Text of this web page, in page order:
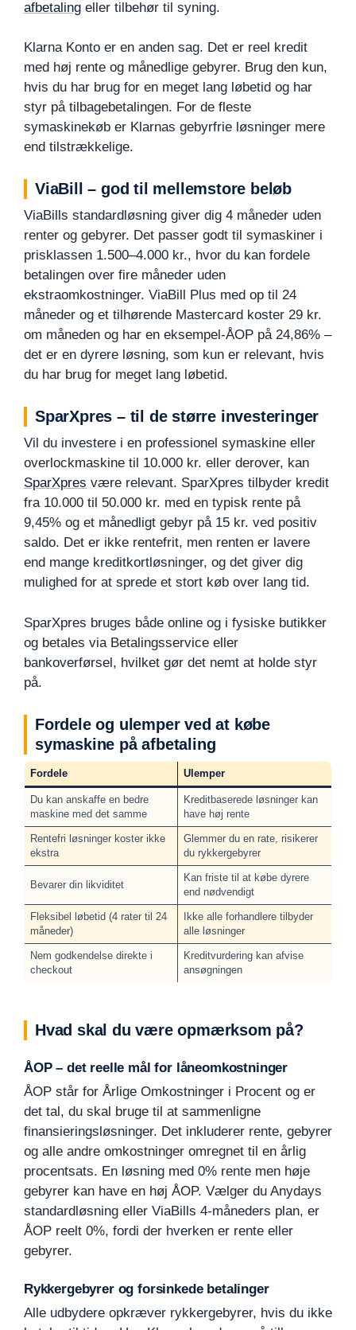
afbetaling eller tilbehør til syning.
Klarna Konto er en anden sag. Det er reel kredit
med høj rente og månedlige gebyrer. Brug den kun,
hvis du har brug for en meget lang løbetid og har
styr på tilbagebetalingen. For de fleste
symaskinekøb er Klarnas gebyrfrie løsninger mere
end tilstrækkelige.
ViaBill – god til mellemstore beløb
ViaBills standardløsning giver dig 4 måneder uden
renter og gebyrer. Det passer godt til symaskiner i
prisklassen 1.500–4.000 kr., hvor du kan fordele
betalingen over fire måneder uden
ekstraomkostninger. ViaBill Plus med op til 24
måneder og et tilhørende Mastercard koster 29 kr.
om måneden og har en eksempel-ÅOP på 24,86% –
det er en dyrere løsning, som kun er relevant, hvis
du har brug for meget lang løbetid.
SparXpres – til de større investeringer
Vil du investere i en professionel symaskine eller
overlockmaskine til 10.000 kr. eller derover, kan
SparXpres være relevant. SparXpres tilbyder kredit
fra 10.000 til 50.000 kr. med en typisk rente på
9,45% og et månedligt gebyr på 15 kr. ved positiv
saldo. Det er ikke rentefrit, men renten er lavere
end mange kreditkortløsninger, og det giver dig
mulighed for at sprede et stort køb over lang tid.
SparXpres bruges både online og i fysiske butikker
og betales via Betalingsservice eller
bankoverførsel, hvilket gør det nemt at holde styr
på.
Fordele og ulemper ved at købe
symaskine på afbetaling
Fordele Ulemper
Du kan anskaffe en bedre
maskine med det samme
Kreditbaserede løsninger kan
have høj rente
Rentefri løsninger koster ikke
ekstra
Glemmer du en rate, risikerer
du rykkergebyrer
Bevarer din likviditet
Kan friste til at købe dyrere
end nødvendigt
Fleksibel løbetid (4 rater til 24
måneder)
Ikke alle forhandlere tilbyder
alle løsninger
Nem godkendelse direkte i
checkout
Kreditvurdering kan afvise
ansøgningen
Hvad skal du være opmærksom på?
ÅOP – det reelle mål for låneomkostninger
ÅOP står for Årlige Omkostninger i Procent og er
det tal, du skal bruge til at sammenligne
finansieringsløsninger. Det inkluderer rente, gebyrer
og alle andre omkostninger omregnet til en årlig
procentsats. En løsning med 0% rente men høje
gebyrer kan have en høj ÅOP. Vælger du Anydays
standardløsning eller ViaBills 4-måneders plan, er
ÅOP reelt 0%, fordi der hverken er rente eller
gebyrer.
Rykkergebyrer og forsinkede betalinger
Alle udbydere opkræver rykkergebyrer, hvis du ikke